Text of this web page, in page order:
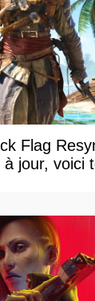
Flag
jour, voici